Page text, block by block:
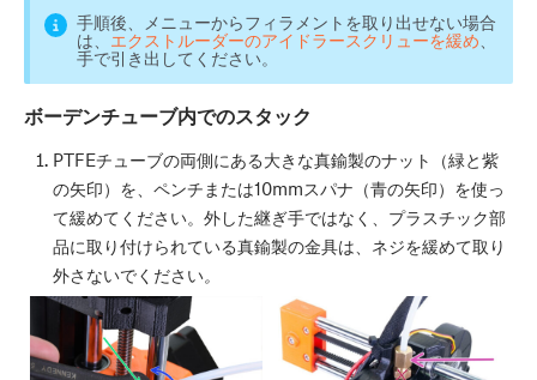
手順後、メニューからフィラメントを取り出せない場合
は、 エクストルーダーのアイドラースクリューを緩め
手で引き出してください。
ボーデンチューブ内でのスタック
PTFEチューブの両側にある大きな真鍮製のナット（緑と紫
の矢印）を、ペンチまたは10mmスパナ（青の矢印）を使っ
て緩めてください。外した継ぎ手ではなく、プラスチック部
品に取り付けられている真鍮製の金具は、ネジを緩めて取り
外さないでください。